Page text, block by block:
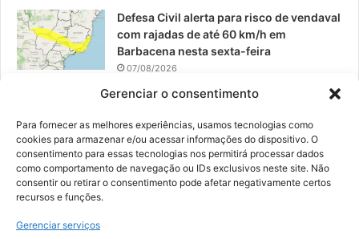
Gerenciar o consentimento
Para fornecer as melhores experiências, usamos tecnologias como
cookies para armazenar e/ou acessar informações do dispositivo. O
consentimento para essas tecnologias nos permitirá processar dados
como comportamento de navegação ou IDs exclusivos neste site. Não
consentir ou retirar o consentimento pode afetar negativamente certos
recursos e funções.
Gerenciar serviços
Defesa Civil alerta para risco de vendaval
com rajadas de até 60 km/h em
Barbacena nesta sexta-feira
07/08/2026
EPCAR tem a melhor nota do IDEB no
06/08/2026
© 2026, Todos os direitos reservados | Desenvolvido por: